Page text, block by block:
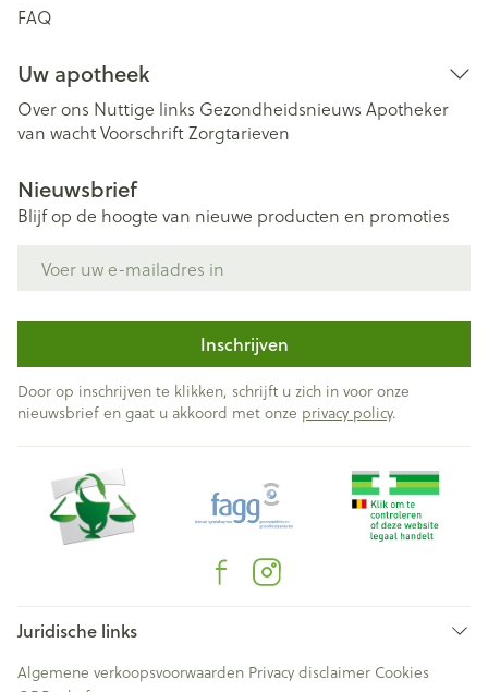
FAQ
Uw apotheek
Over ons Nuttige links Gezondheidsnieuws Apotheker
van wachtVoorschriftZorgtarieven
Nieuwsbrief
Blijf op de hoogte van nieuwe producten en promoties
Inschrijven
Door op inschrijven te klikken, schrijft u zich in voor onze
nieuwsbrief en gaat u akkoord met onze privacy policy.
Juridische links
Algemene verkoopsvoorwaarden Privacy disclaimer Cookies